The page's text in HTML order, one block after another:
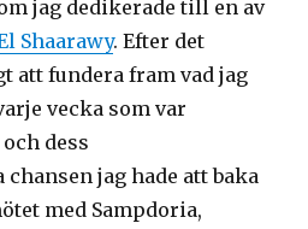
jag dedikerade till en av
Shaarawy. Efter det
att fundera fram vad jag
vecka som var
dess
jag hade att baka
med Sampdoria,